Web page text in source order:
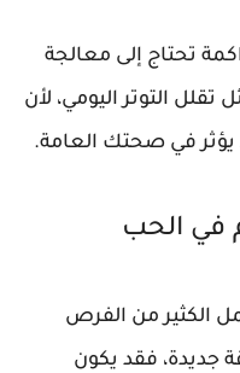
تحتاج إلى معالجة
التوتر اليومي، لأن
يؤثر في صحتك العامة.
في الحب
الكثير من الفرص
جديدة، فقد يكون